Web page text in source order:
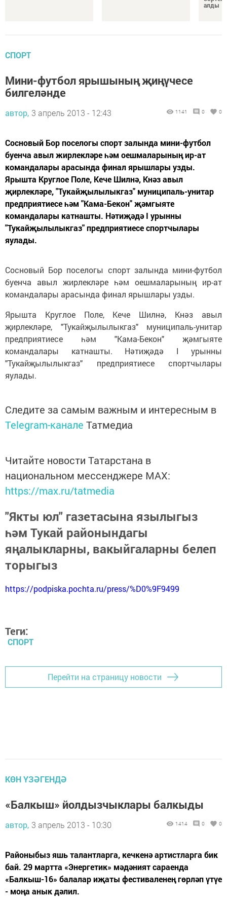
алды
СПОРТ
Мини-футбол ярышының җиңүчесе
билгеләнде
автор, 3 апрель 2013 - 12:43 1141 0 0
Сосновый Бор поселогы спорт залында мини-футбол
буенча авыл жирлекләре һәм оешмаларының ир-ат
командалары арасында финал ярышлары узды.
Ярышта Круглое Поле, Кече Шилнә, Кнәз авыл
җирлекләре, "Тукайҗылылыкгаз" муниципаль-унитар
предприятиесе һәм "Кама-Бекон" җәмгыяте
командалары катнашты. Нәтиҗәдә I урынны
"Тукайҗылылыкгаз" предприятиесе спортчылары
яулады.
Сосновый Бор поселогы спорт залында мини-футбол
буенча авыл жирлекләре һәм оешмаларының ир-ат
командалары арасында финал ярышлары узды.
Ярышта Круглое Поле, Кече Шилнә, Кнәз авыл
җирлекләре, "Тукайҗылылыкгаз" муниципаль-унитар
предприятиесе һәм "Кама-Бекон" җәмгыяте
командалары катнашты. Нәтиҗәдә I урынны
"Тукайҗылылыкгаз" предприятиесе спортчылары
яулады.
Следите за самым важным и интересным в
Telegram-канале Татмедиа
Читайте новости Татарстана в
национальном мессенджере MАХ:
https://max.ru/tatmedia
"Якты юл" газетасына язылыгыз
һәм Тукай районындагы
яңалыкларны, вакыйгаларны белеп
торыгыз
https://podpiska.pochta.ru/press/%D0%9F9499
Теги:
СПОРТ
Перейти на страницу новости
КӨН ҮЗӘГЕНДӘ
«Балкыш» йолдызчыклары балкыды
автор, 3 апрель 2013 - 10:30 1414 0 0
Районыбыз яшь талантларга, кечкенә артистларга бик
бай. 29 мартта «Энергетик» мәдәният сараенда
«Балкыш-16» балалар иҗаты фестиваленең гөрләп үтүе
- моңа анык дәлил.